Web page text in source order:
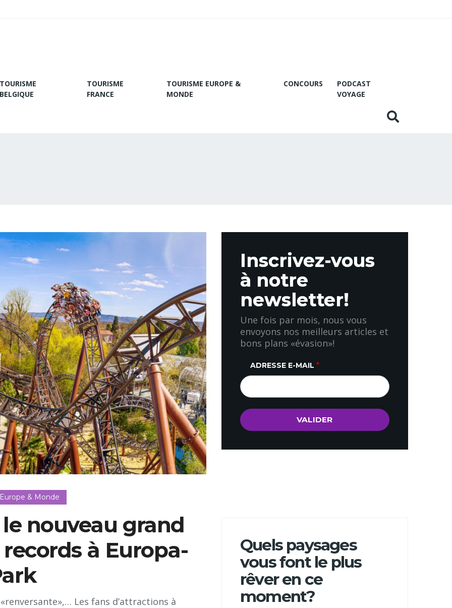
TOURISME
FRANCE
TOURISME EUROPE &
MONDE
CONCOURS
PODCAST
VOYAGE
& Monde
nouveau grand
à Europa-
Les fans d’attractions à
Inscrivez-vous
à notre
newsletter!
Une fois par mois, nous vous
envoyons nos meilleurs articles et
bons plans «évasion»!
ADRESSE E-MAIL
Quels paysages
vous font le plus
rêver en ce
moment?